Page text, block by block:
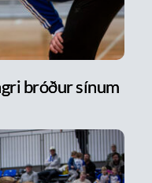
bróður sínum